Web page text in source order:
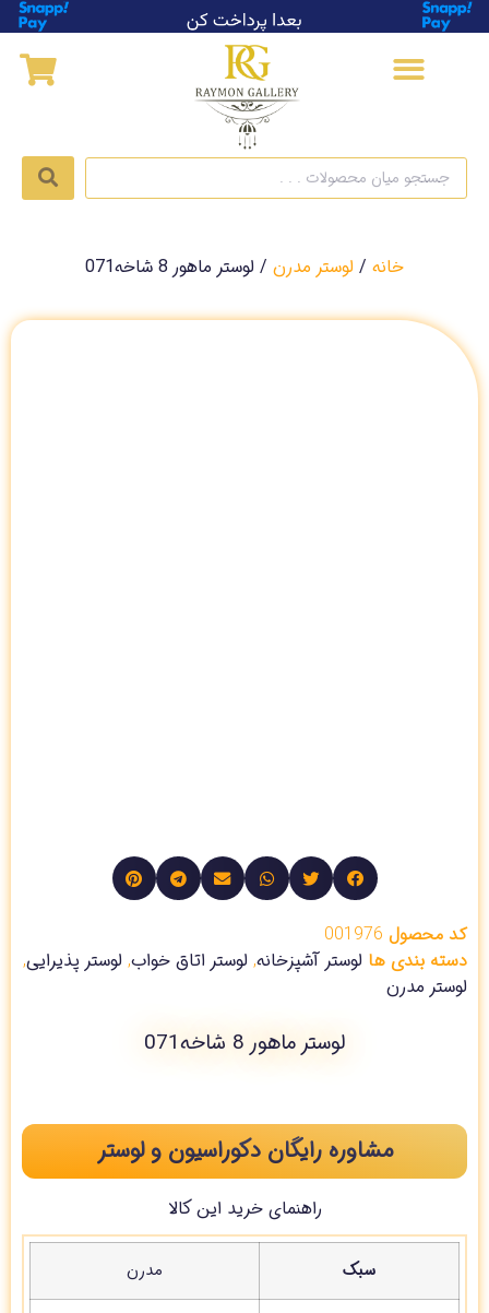
خانه / لوستر مدرن / لوستر ماهور 8 شاخه071
کد محصول 001976
دسته بندی ها لوستر آشپزخانه, لوستر اتاق خواب, لوستر پذیرایی,
لوستر مدرن
لوستر ماهور 8 شاخه071
مشاوره رایگان دکوراسیون و لوستر
راهنمای خرید این کالا
سبک مدرن